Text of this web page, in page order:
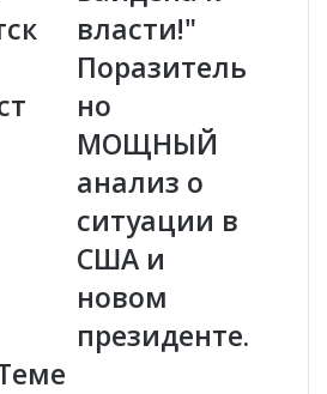
м
М
а
и
я
п
р
и
е
власти!"
Поразитель
но
МОЩНЫЙ
анализ о
ситуации в
США и
новом
президенте.